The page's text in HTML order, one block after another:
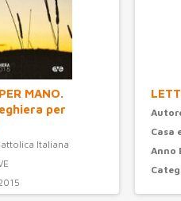
MANO.
per
Italiana
Casa
Anno